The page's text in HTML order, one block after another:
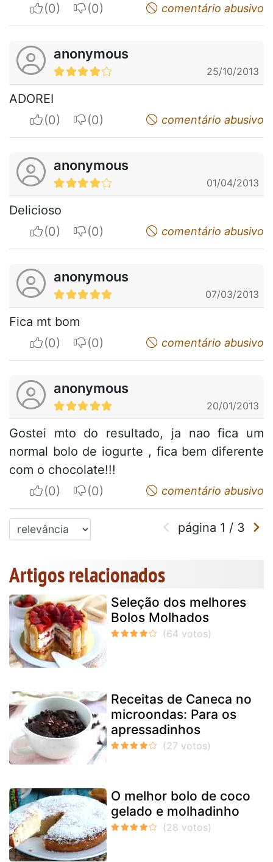
I apreciateI do not appreciatecomentário abusivo
anonymous
25/10/2013
ADOREI
I apreciateI do not appreciatecomentário abusivo
anonymous
01/04/2013
Delicioso
I apreciateI do not appreciatecomentário abusivo
anonymous
07/03/2013
Fica mt bom
I apreciateI do not appreciatecomentário abusivo
anonymous
20/01/2013
Gostei mto do resultado, ja nao fica um
normal bolo de iogurte , fica bem diferente
com o chocolate!!!
I apreciateI do not appreciatecomentário abusivo
página 1 / 3
Artigos relacionados
Seleção dos melhores
Bolos Molhados
Receitas de Caneca no
microondas: Para os
apressadinhos
O melhor bolo de coco
gelado e molhadinho